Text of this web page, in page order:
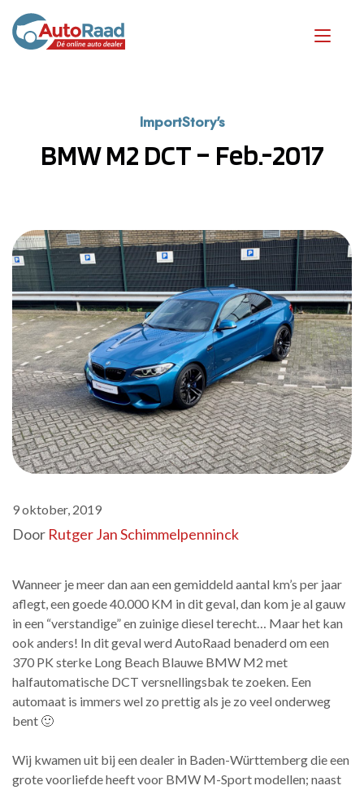
ImportStory's
BMW M2 DCT – Feb.-2017
9 oktober, 2019
Door Rutger Jan Schimmelpenninck
Wanneer je meer dan aan een gemiddeld aantal km’s per jaar
aflegt, een goede 40.000 KM in dit geval, dan kom je al gauw
in een “verstandige” en zuinige diesel terecht… Maar het kan
ook anders! In dit geval werd AutoRaad benaderd om een
370 PK sterke Long Beach Blauwe BMW M2 met
halfautomatische DCT versnellingsbak te zoeken. Een
automaat is immers wel zo prettig als je zo veel onderweg
bent 🙂
Wij kwamen uit bij een dealer in Baden-Württemberg die een
grote voorliefde heeft voor BMW M-Sport modellen; naast